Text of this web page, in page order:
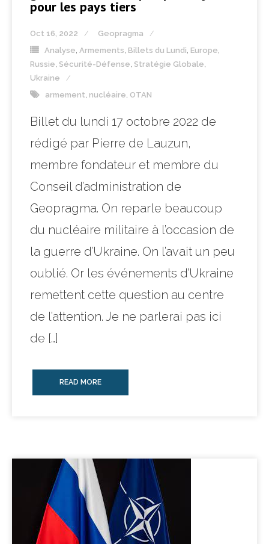
pour les pays tiers
Oct 16, 2022
Geopragma
Analyse, Armements, Billets du Lundi, Europe,
Russie, Sécurité-Défense, Stratégie Globale,
Ukraine
armement, nucléaire, OTAN
Billet du lundi 17 octobre 2022 de
rédigé par Pierre de Lauzun,
membre fondateur et membre du
Conseil d’administration de
Geopragma. On reparle beaucoup
du nucléaire militaire à l’occasion de
la guerre d’Ukraine. On l’avait un peu
oublié. Or les événements d’Ukraine
remettent cette question au centre
de l’attention. Je ne parlerai pas ici
de […]
READ MORE